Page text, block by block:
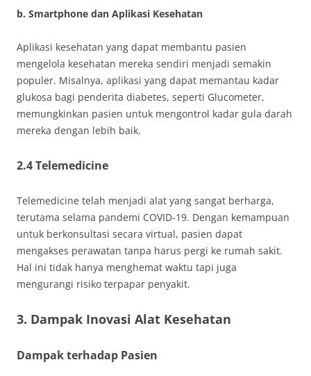
b. Smartphone dan Aplikasi Kesehatan
Aplikasi kesehatan yang dapat membantu pasien
mengelola kesehatan mereka sendiri menjadi semakin
populer. Misalnya, aplikasi yang dapat memantau kadar
glukosa bagi penderita diabetes, seperti Glucometer,
memungkinkan pasien untuk mengontrol kadar gula darah
mereka dengan lebih baik.
2.4 Telemedicine
Telemedicine telah menjadi alat yang sangat berharga,
terutama selama pandemi COVID-19. Dengan kemampuan
untuk berkonsultasi secara virtual, pasien dapat
mengakses perawatan tanpa harus pergi ke rumah sakit.
Hal ini tidak hanya menghemat waktu tapi juga
mengurangi risiko terpapar penyakit.
3. Dampak Inovasi Alat Kesehatan
Dampak terhadap Pasien